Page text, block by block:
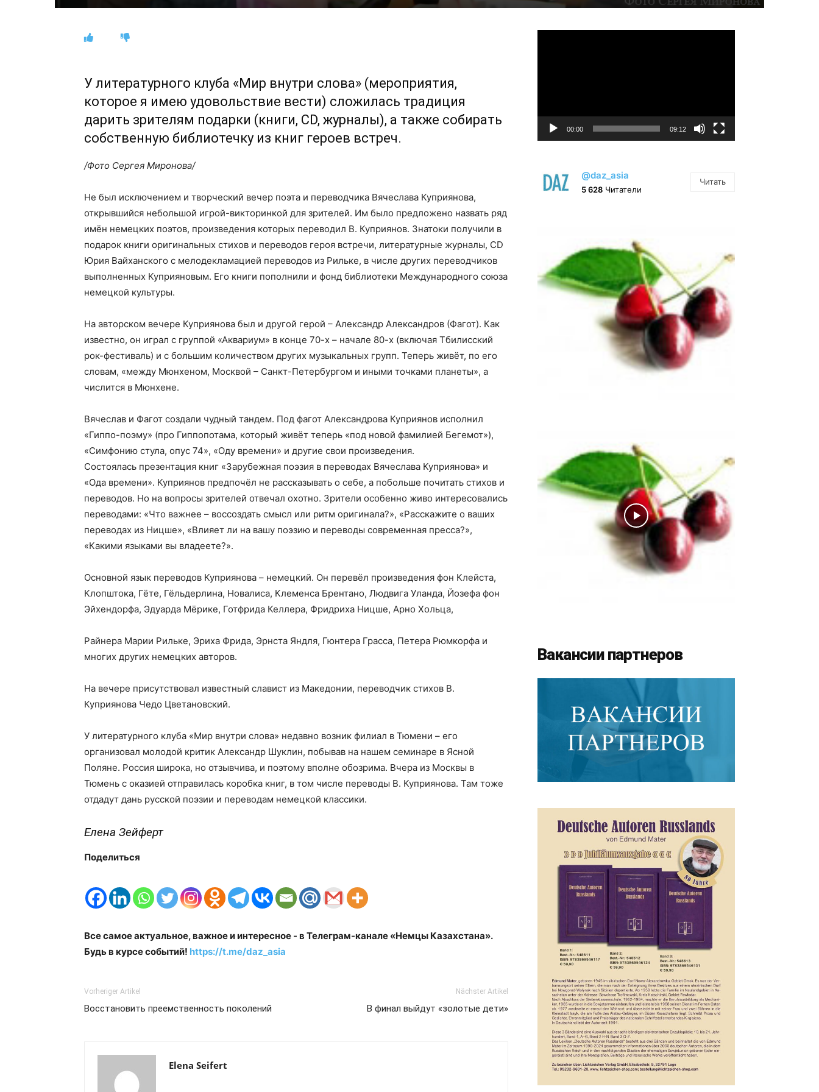
У литературного клуба «Мир внутри слова» (мероприятия,
которое я имею удовольствие вести) сложилась традиция
дарить зрителям подарки (книги, CD, журналы), а также собирать
собственную библиотечку из книг героев встреч.
/Фото Сергея Миронова/
Не был исключением и творческий вечер поэта и переводчика Вячеслава Куприянова,
открывшийся небольшой игрой-викторинкой для зрителей. Им было предложено назвать ряд
имён немецких поэтов, произведения которых переводил В. Куприянов. Знатоки получили в
подарок книги оригинальных стихов и переводов героя встречи, литературные журналы, CD
Юрия Вайханского с мелодекламацией переводов из Рильке, в числе других переводчиков
выполненных Куприяновым. Его книги пополнили и фонд библиотеки Международного союза
немецкой культуры.
На авторском вечере Куприянова был и другой герой – Александр Александров (Фагот). Как
известно, он играл с группой «Аквариум» в конце 70-х – начале 80-х (включая Тбилисский
рок-фестиваль) и с большим количеством других музыкальных групп. Теперь живёт, по его
словам, «между Мюнхеном, Москвой – Санкт-Петербургом и иными точками планеты», а
числится в Мюнхене.
Вячеслав и Фагот создали чудный тандем. Под фагот Александрова Куприянов исполнил
«Гиппо-поэму» (про Гиппопотама, который живёт теперь «под новой фамилией Бегемот»),
«Симфонию стула, опус 74», «Оду времени» и другие свои произведения.
Состоялась презентация книг «Зарубежная поэзия в переводах Вячеслава Куприянова» и
«Ода времени». Куприянов предпочёл не рассказывать о себе, а побольше почитать стихов и
переводов. Но на вопросы зрителей отвечал охотно. Зрители особенно живо интересовались
переводами: «Что важнее – воссоздать смысл или ритм оригинала?», «Расскажите о ваших
переводах из Ницше», «Влияет ли на вашу поэзию и переводы современная пресса?»,
«Какими языками вы владеете?».
Основной язык переводов Куприянова – немецкий. Он перевёл произведения фон Клейста,
Клопштока, Гёте, Гёльдерлина, Новалиса, Клеменса Брентано, Людвига Уланда, Йозефа фон
Эйхендорфа, Эдуарда Мёрике, Готфрида Келлера, Фридриха Ницше, Арно Хольца,
Райнера Марии Рильке, Эриха Фрида, Эрнста Яндля, Гюнтера Грасса, Петера Рюмкорфа и
многих других немецких авторов.
На вечере присутствовал известный славист из Македонии, переводчик стихов В.
Куприянова Чедо Цветановский.
У литературного клуба «Мир внутри слова» недавно возник филиал в Тюмени – его
организовал молодой критик Александр Шуклин, побывав на нашем семинаре в Ясной
Поляне. Россия широка, но отзывчива, и поэтому вполне обозрима. Вчера из Москвы в
Тюмень с оказией отправилась коробка книг, в том числе переводы В. Куприянова. Там тоже
отдадут дань русской поэзии и переводам немецкой классики.
Елена Зейферт
Поделиться
Все самое актуальное, важное и интересное - в Телеграм-канале «Немцы Казахстана».
Будь в курсе событий! https://t.me/daz_asia
Vorheriger Artikel
Восстановить преемственность поколений
Nächster Artikel
В финал выйдут «золотые дети»
Elena Seifert
00:00 09:12
@daz_asia
5 628 Читатели
Читать
Вакансии партнеров